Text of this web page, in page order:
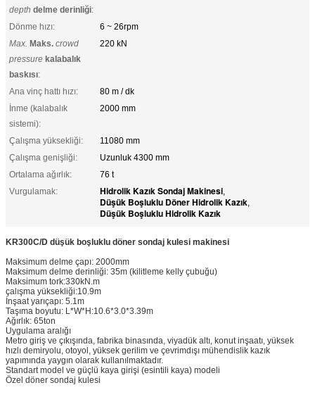
depth delme derinliği:
Dönme hızı:
6 ~ 26rpm
Max. Maks. crowd
pressure kalabalık
baskısı:
220 kN
Ana vinç hattı hızı:
80 m / dk
İnme (kalabalık
sistemi):
2000 mm
Çalışma yüksekliği:
11080 mm
Çalışma genişliği:
Uzunluk 4300 mm
Ortalama ağırlık:
76 t
Vurgulamak:
Hidrolik Kazık Sondaj Makinesi,
Düşük Boşluklu Döner Hidrolik Kazık,
Düşük Boşluklu Hidrolik Kazık
KR300C/D düşük boşluklu döner sondaj kulesi makinesi
Maksimum delme çapı: 2000mm
Maksimum delme derinliği: 35m (kilitleme kelly çubuğu)
Maksimum tork:330kN.m
çalışma yüksekliği:10.9m
İnşaat yarıçapı: 5.1m
Taşıma boyutu: L*W*H:10.6*3.0*3.39m
Ağırlık: 65ton
Uygulama aralığı
Metro giriş ve çıkışında, fabrika binasında, viyadük altı, konut inşaatı, yüksek
hızlı demiryolu, otoyol, yüksek gerilim ve çevrimdışı mühendislik kazık
yapımında yaygın olarak kullanılmaktadır.
Standart model ve güçlü kaya girişi (esintili kaya) modeli
Özel döner sondaj kulesi